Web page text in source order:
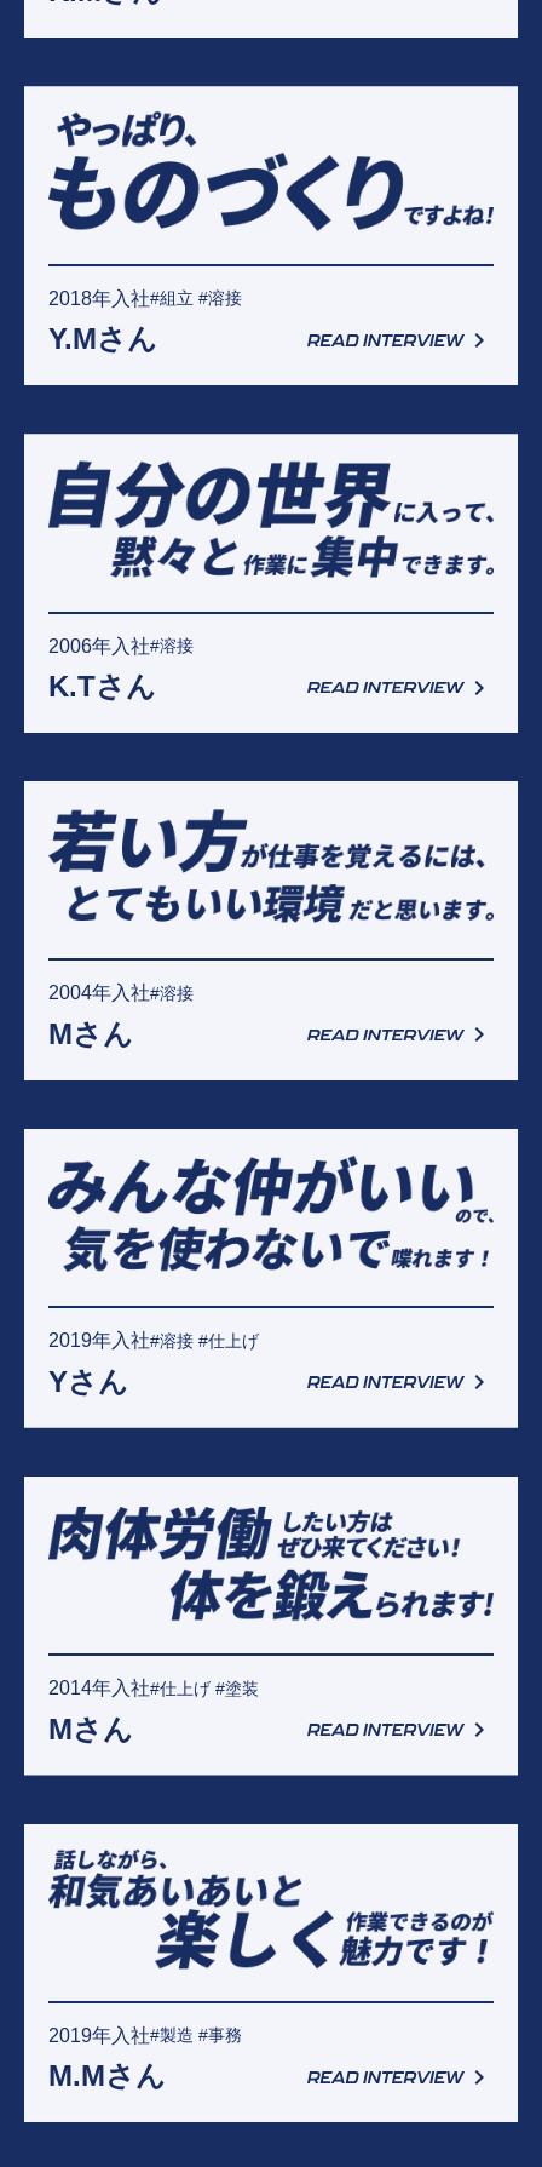
2018年入社#組立 #溶接
Y.Mさん
2006年入社#溶接
K.Tさん
2004年入社#溶接
Mさん
2019年入社#溶接 #仕上げ
Yさん
2014年入社#仕上げ #塗装
Mさん
2019年入社#製造 #事務
M.Mさん